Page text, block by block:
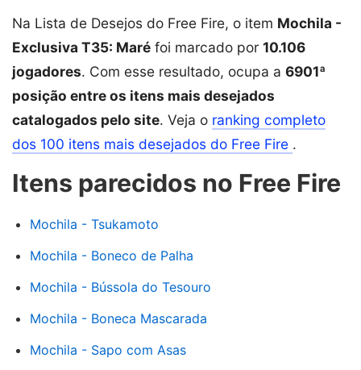
Na Lista de Desejos do Free Fire, o item Mochila -
Exclusiva T35: Maré foi marcado por 10.106
jogadores. Com esse resultado, ocupa a 6901ª
posição entre os itens mais desejados
catalogados pelo site. Veja o ranking completo
dos 100 itens mais desejados do Free Fire .
Itens parecidos no Free Fire
Mochila - Tsukamoto
Mochila - Boneco de Palha
Mochila - Bússola do Tesouro
Mochila - Boneca Mascarada
Mochila - Sapo com Asas